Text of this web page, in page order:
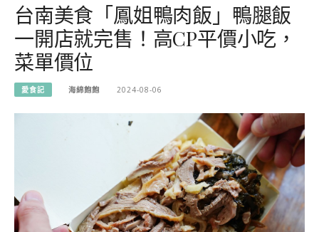
台南美食「鳳姐鴨肉飯」鴨腿飯
一開店就完售！高CP平價小吃，
菜單價位
愛食記 海綿飽飽 2024-08-06